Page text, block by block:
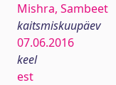
Mishra, Sambeet
kaitsmiskuupäev
07.06.2016
keel
est